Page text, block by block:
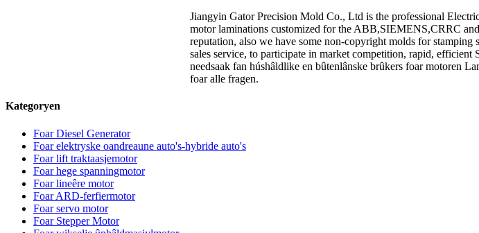
Jiangyin Gator Precision Mold Co., Ltd is the professional
motor laminations customized for the ABB,SIEMENS,CRRC
reputation, also we have some non-copyright molds for
sales service, to participate in market competition, rapid,
needsaak fan húshâldlike en bûtenlânske brûkers foar motoren
foar alle fragen.
Kategoryen
Foar Diesel Generator
Foar elektryske oandreaune auto's-hybride auto's
Foar lift traktaasjemotor
Foar hege spanningmotor
Foar lineêre motor
Foar ARD-ferfiermotor
Foar servo motor
Foar Stepper Motor